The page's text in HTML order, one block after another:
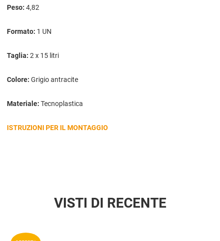
Peso: 4,82
Formato: 1 UN
Taglia: 2 x 15 litri
Colore: Grigio antracite
Materiale: Tecnoplastica
ISTRUZIONI PER IL MONTAGGIO
VISTI DI RECENTE